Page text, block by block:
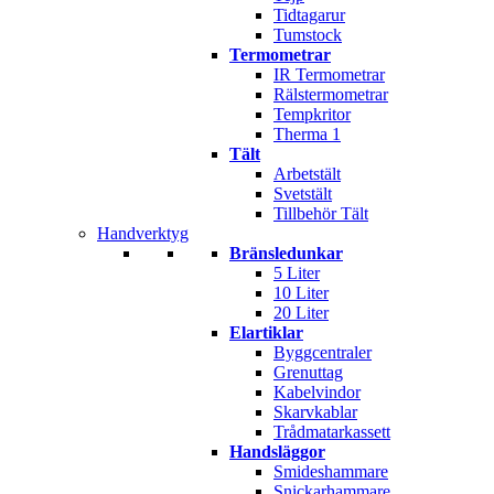
Tidtagarur
Tumstock
Termometrar
IR Termometrar
Rälstermometrar
Tempkritor
Therma 1
Tält
Arbetstält
Svetstält
Tillbehör Tält
Handverktyg
Bränsledunkar
5 Liter
10 Liter
20 Liter
Elartiklar
Byggcentraler
Grenuttag
Kabelvindor
Skarvkablar
Trådmatarkassett
Handsläggor
Smideshammare